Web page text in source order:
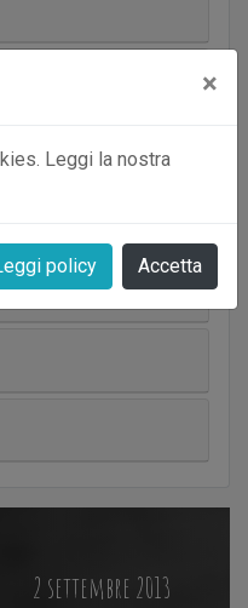
×
Leggi la nostra
policy Accetta
2 settembre 2013